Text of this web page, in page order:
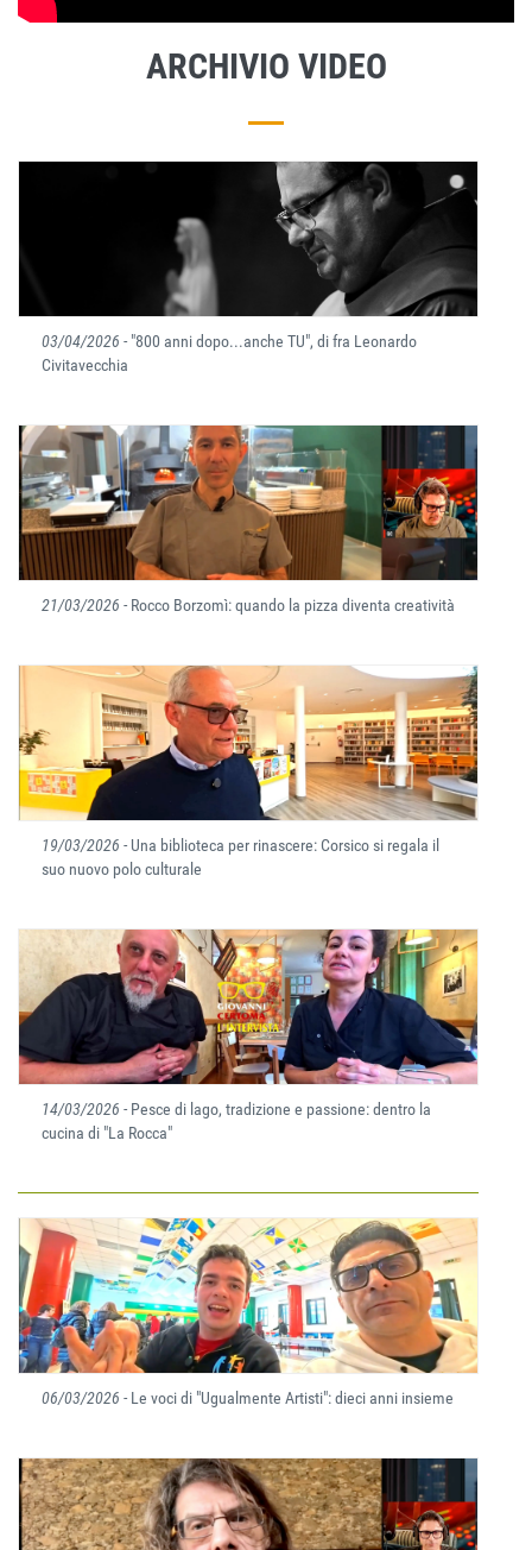
ARCHIVIO VIDEO
03/04/2026 - "800 anni dopo...anche TU", di fra Leonardo
Civitavecchia
21/03/2026 - Rocco Borzomì: quando la pizza diventa creatività
19/03/2026 - Una biblioteca per rinascere: Corsico si regala il
suo nuovo polo culturale
14/03/2026 - Pesce di lago, tradizione e passione: dentro la
cucina di "La Rocca"
06/03/2026 - Le voci di "Ugualmente Artisti": dieci anni insieme